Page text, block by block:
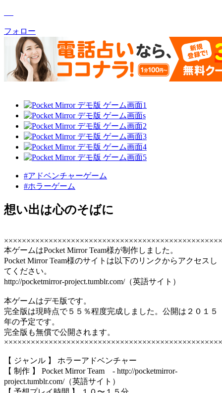
フォロー
#アドベンチャーゲーム
#ホラーゲーム
想い出は心のそばに
本ゲームはPocket Mirror Team様が制作しました。
Pocket Mirror Team様のサイトは以下のリンクからアクセスし
てください。
http://pocketmirror-project.tumblr.com/（英語サイト）
本ゲームはデモ版です。
完全版は現時点で５５％程度完成しました。公開は２０１５
年の予定です。
完全版も無償で公開されます。
【 ジャンル 】 ホラーアドベンチャー
【 制作 】 Pocket Mirror Team - http://pocketmirror-
project.tumblr.com/（英語サイト）